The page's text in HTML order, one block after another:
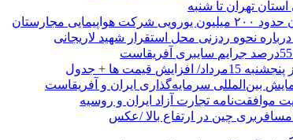
تهران تا شنبه
مجارستان
نحوه ردزنی محل استقرار شهید لاریجانی
قیمت ها + جدول
بین‌المللی سرمایه‌گذاری ایران و آفریقاست
موافقت‌نامه تجارت آزاد ایران و روسیه
مسافربری چین در ارتفاع بالا /عکس